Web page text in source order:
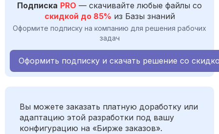
Подписка PRO — скачивайте любые файлы со
скидкой до 85% из Базы знаний
Оформите подписку на компанию для решения рабочих
задач
Оформить подписку и скачать решение со
Вы можете заказать платную доработку или
адаптацию этой разработки под вашу
конфигурацию на «Бирже заказов».